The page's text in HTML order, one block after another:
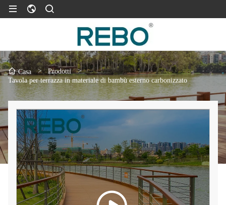
Casa > Prodotti
>
Tavola per terrazza in materiale di bambù esterno carbonizzato